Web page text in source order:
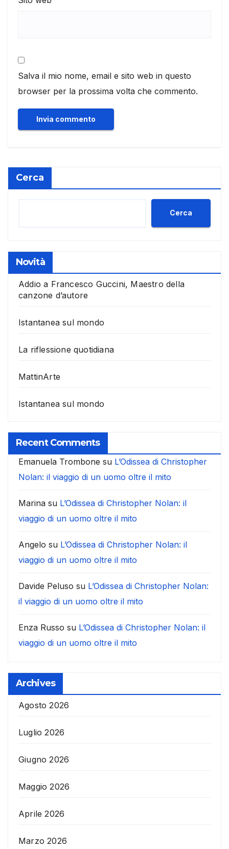
Salva il mio nome, email e sito web in questo
browser per la prossima volta che commento.
Cerca
Cerca
Novità
Addio a Francesco Guccini, Maestro della
canzone d’autore
Istantanea sul mondo
La riflessione quotidiana
MattinArte
Istantanea sul mondo
Recent Comments
Emanuela Trombone su L’Odissea di Christopher
Nolan: il viaggio di un uomo oltre il mito
Marina su L’Odissea di Christopher Nolan: il
viaggio di un uomo oltre il mito
Angelo su L’Odissea di Christopher Nolan: il
viaggio di un uomo oltre il mito
Davide Peluso su L’Odissea di Christopher Nolan:
il viaggio di un uomo oltre il mito
Enza Russo su L’Odissea di Christopher Nolan: il
viaggio di un uomo oltre il mito
Archives
Agosto 2026
Luglio 2026
Giugno 2026
Maggio 2026
Aprile 2026
Marzo 2026